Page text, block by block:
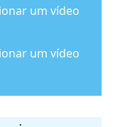
um vídeo
um vídeo